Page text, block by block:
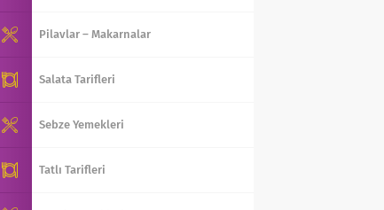
Pilavlar – Makarnalar
Salata Tarifleri
Sebze Yemekleri
Tatlı Tarifleri